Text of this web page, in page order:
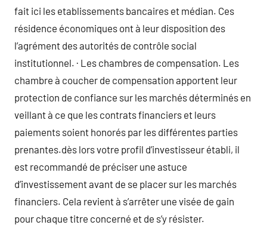
fait ici les etablissements bancaires et médian. Ces
résidence économiques ont à leur disposition des
l’agrément des autorités de contrôle social
institutionnel. · Les chambres de compensation. Les
chambre à coucher de compensation apportent leur
protection de confiance sur les marchés déterminés en
veillant à ce que les contrats financiers et leurs
paiements soient honorés par les différentes parties
prenantes.dès lors votre profil d’investisseur établi, il
est recommandé de préciser une astuce
d’investissement avant de se placer sur les marchés
financiers. Cela revient à s’arrêter une visée de gain
pour chaque titre concerné et de s’y résister.